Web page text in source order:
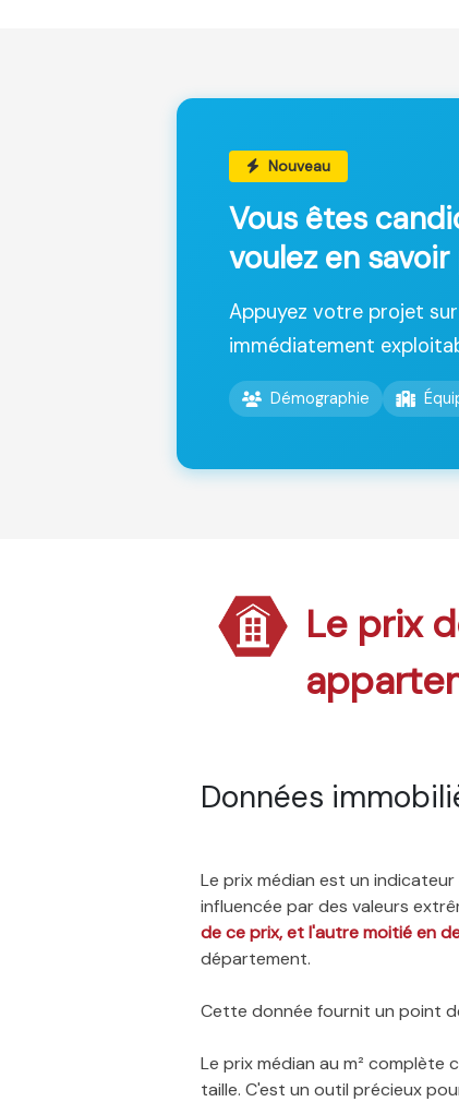
Nouveau
Vous êtes
voulez en
Appuyez votre projet
immédiatement
Démographie
Le prix
Données
Le prix médian est un
influencée par des valeurs
de ce prix, et l'autre moitié en
département.
Cette donnée fournit un point
Le prix médian au m²
taille. C'est un outil précieux